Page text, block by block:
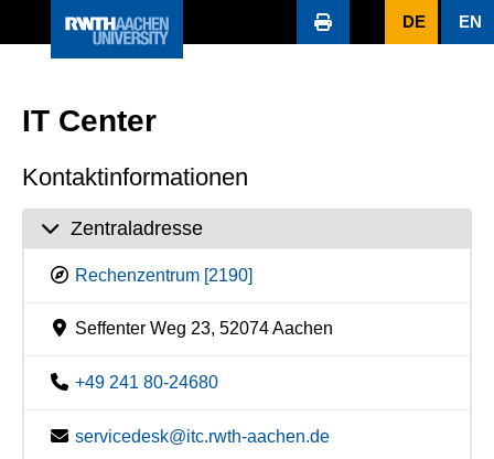
DE EN
IT Center
Kontaktinformationen
Zentraladresse
Rechenzentrum [2190]
Seffenter Weg 23, 52074 Aachen
+49 241 80-24680
servicedesk@itc.rwth-aachen.de